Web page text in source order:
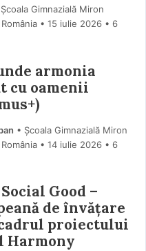
Gimnazială Miron
15 iulie 2026 • 6
armonia
cu oamenii
• Școala Gimnazială Miron
14 iulie 2026 • 6
Good –
de învățare
proiectului
Harmony